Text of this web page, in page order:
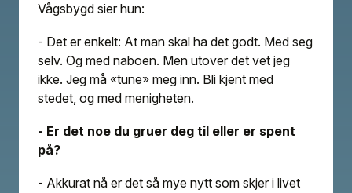
Vågsbygd sier hun:
- Det er enkelt: At man skal ha det godt. Med seg
selv. Og med naboen. Men utover det vet jeg
ikke. Jeg må «tune» meg inn. Bli kjent med
stedet, og med menigheten.
- Er det noe du gruer deg til eller er spent
på?
- Akkurat nå er det så mye nytt som skjer i livet